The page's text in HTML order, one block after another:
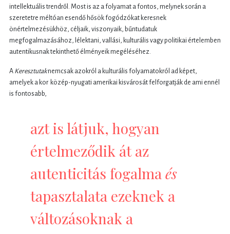
intellektuális trendről. Most is az a folyamat a fontos, melynek során a
szeretetre méltóan esendő hősök fogódzókat keresnek
önértelmezésükhöz, céljaik, viszonyaik, bűntudatuk
megfogalmazásához, lélektani, vallási, kulturális vagy politikai értelemben
autentikusnak tekinthető élményeik megéléséhez.
A Keresztutaknemcsak azokról a kulturális folyamatokról ad képet,
amelyek a kor közép-nyugati amerikai kisvárosát felforgatják de ami ennél
is fontosabb,
azt is látjuk, hogyan
értelmeződik át az
autenticitás fogalmaés
tapasztalata ezeknek a
változásoknak a